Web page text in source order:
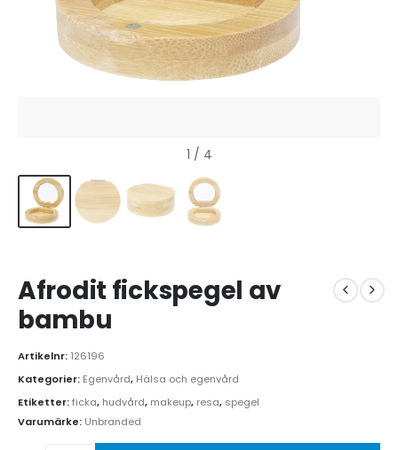
1 / 4
Afrodit fickspegel av
bambu
Artikelnr: 126196
Kategorier: Egenvård, Hälsa och egenvård
Etiketter:ficka, hudvård, makeup, resa, spegel
Varumärke: Unbranded